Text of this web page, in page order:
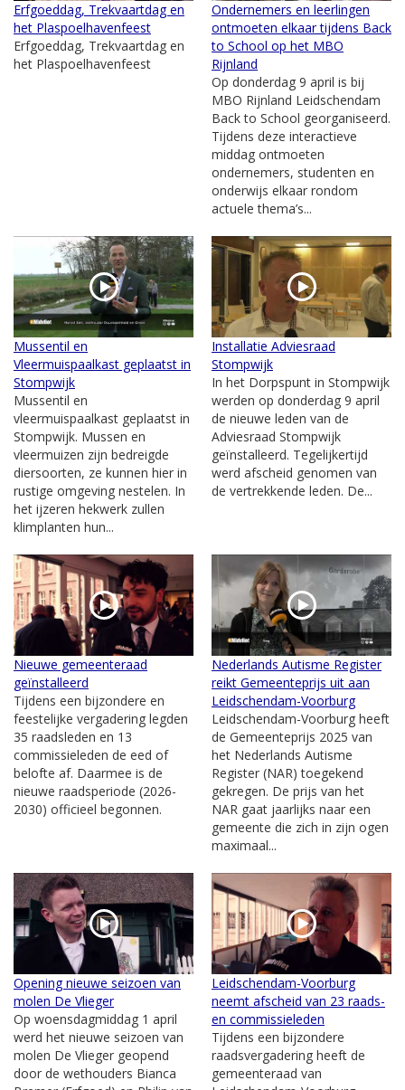
Erfgoeddag, Trekvaartdag en
het Plaspoelhavenfeest
Erfgoeddag, Trekvaartdag en
het Plaspoelhavenfeest
Ondernemers en leerlingen
ontmoeten elkaar tijdens Back
to School op het MBO
Rijnland
Op donderdag 9 april is bij
MBO Rijnland Leidschendam
Back to School georganiseerd.
Tijdens deze interactieve
middag ontmoeten
ondernemers, studenten en
onderwijs elkaar rondom
actuele thema’s...
Mussentil en
Vleermuispaalkast geplaatst in
Stompwijk
Mussentil en
vleermuispaalkast geplaatst in
Stompwijk. Mussen en
vleermuizen zijn bedreigde
diersoorten, ze kunnen hier in
rustige omgeving nestelen. In
het ijzeren hekwerk zullen
klimplanten hun...
Installatie Adviesraad
Stompwijk
In het Dorpspunt in Stompwijk
werden op donderdag 9 april
de nieuwe leden van de
Adviesraad Stompwijk
geïnstalleerd. Tegelijkertijd
werd afscheid genomen van
de vertrekkende leden. De...
Nieuwe gemeenteraad
geïnstalleerd
Tijdens een bijzondere en
feestelijke vergadering legden
35 raadsleden en 13
commissieleden de eed of
belofte af. Daarmee is de
nieuwe raadsperiode (2026-
2030) officieel begonnen.
Nederlands Autisme Register
reikt Gemeenteprijs uit aan
Leidschendam-Voorburg
Leidschendam-Voorburg heeft
de Gemeenteprijs 2025 van
het Nederlands Autisme
Register (NAR) toegekend
gekregen. De prijs van het
NAR gaat jaarlijks naar een
gemeente die zich in zijn ogen
maximaal...
Opening nieuwe seizoen van
molen De Vlieger
Op woensdagmiddag 1 april
werd het nieuwe seizoen van
molen De Vlieger geopend
door de wethouders Bianca
Leidschendam-Voorburg
neemt afscheid van 23 raads-
en commissieleden
Tijdens een bijzondere
raadsvergadering heeft de
gemeenteraad van